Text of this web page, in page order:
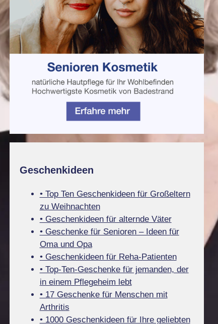
Geschenkideen
• Top Ten Geschenkideen für Großeltern
zu Weihnachten
• Geschenkideen für alternde Väter
• Geschenke für Senioren – Ideen für
Oma und Opa
• Geschenkideen für Reha-Patienten
• Top-Ten-Geschenke für jemanden, der
in einem Pflegeheim lebt
• 17 Geschenke für Menschen mit
Arthritis
• 1000 Geschenkideen für Ihre geliebten